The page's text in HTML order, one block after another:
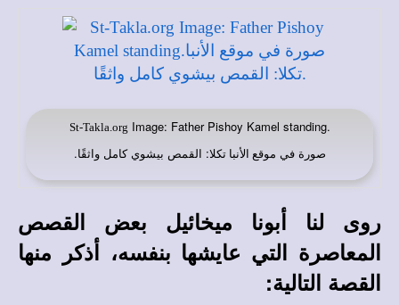
St-Takla.org Image: Father Pishoy Kamel standing.
صورة في موقع الأنبا تكلا: القمص بيشوي كامل واثقًا.
روى لنا أبونا ميخائيل بعض القصص
المعاصرة التي عايشها بنفسه، أذكر منها
القصة التالية: